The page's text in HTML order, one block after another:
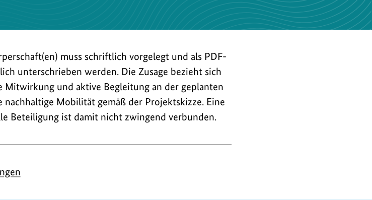
muss schriftlich vorgelegt und als PDF-
unterschrieben werden. Die Zusage bezieht sich
und aktive Begleitung an der geplanten
Mobilität gemäß der Projektskizze. Eine
Beteiligung ist damit nicht zwingend verbunden.